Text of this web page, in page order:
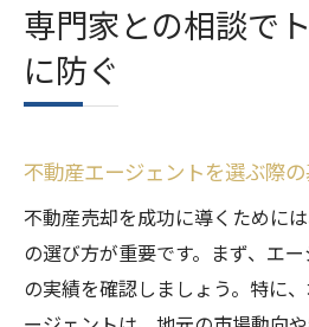
専門家との相談で
に防ぐ
不動産エージェントを選ぶ際
不動産売却を成功に導くために
の選び方が重要です。まず、エ
の実績を確認しましょう。特に